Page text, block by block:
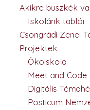
Akikre büszkék
Iskolánk tablói
Csongrádi Zenei
Projektek
Ökoiskola
Meet and Code
Digitális
Posticum